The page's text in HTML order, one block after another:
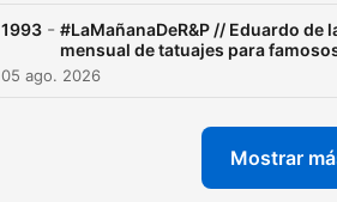
1993 - #LaMañanaDeR&P // Eduardo
mensual de tatuajes para
05 ago. 2026
Mostrar